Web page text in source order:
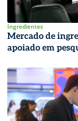
Ingredientes
Mercado de
apoiado em